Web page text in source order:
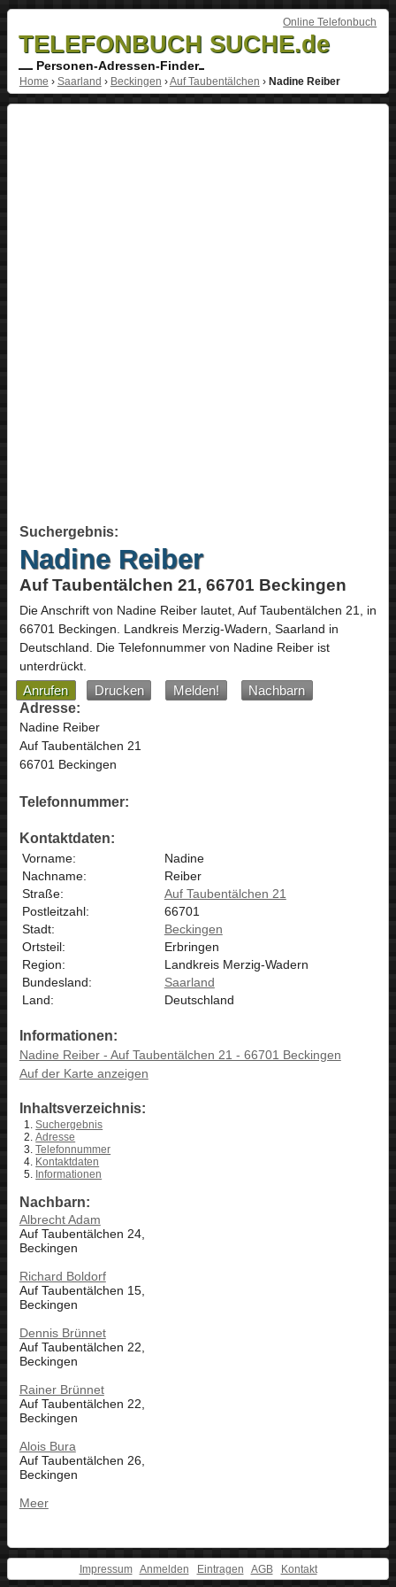
Online Telefonbuch
TELEFONBUCH SUCHE.de
Personen-Adressen-Finder
Home › Saarland › Beckingen ›Auf Taubentälchen › Nadine Reiber
Suchergebnis:
Nadine Reiber
Auf Taubentälchen 21, 66701 Beckingen
Die Anschrift von Nadine Reiberlautet, Auf Taubentälchen 21, in
66701 Beckingen. Landkreis Merzig-Wadern, Saarland in
Deutschland. Die Telefonnummer von Nadine Reiber ist
unterdrückt.
Anrufen Drucken Melden!
Nachbarn
Adresse:
Nadine Reiber
Auf Taubentälchen 21
66701 Beckingen
Telefonnummer:
Kontaktdaten:
Vorname:
Nadine
Nachname:
Reiber
Straße:
Auf Taubentälchen 21
Postleitzahl:
66701
Stadt:
Beckingen
Ortsteil:
Erbringen
Region:
Landkreis Merzig-Wadern
Bundesland:
Saarland
Land:
Deutschland
Informationen:
Nadine Reiber - Auf Taubentälchen 21 - 66701 Beckingen
Auf der Karte anzeigen
Inhaltsverzeichnis:
Suchergebnis
Adresse
Telefonnummer
Kontaktdaten
Informationen
Nachbarn:
Albrecht Adam
Auf Taubentälchen 24,
Beckingen
Richard Boldorf
Auf Taubentälchen 15,
Beckingen
Dennis Brünnet
Auf Taubentälchen 22,
Beckingen
Rainer Brünnet
Auf Taubentälchen 22,
Beckingen
Alois Bura
Auf Taubentälchen 26,
Beckingen
Meer
Impressum Anmelden Eintragen AGB Kontakt